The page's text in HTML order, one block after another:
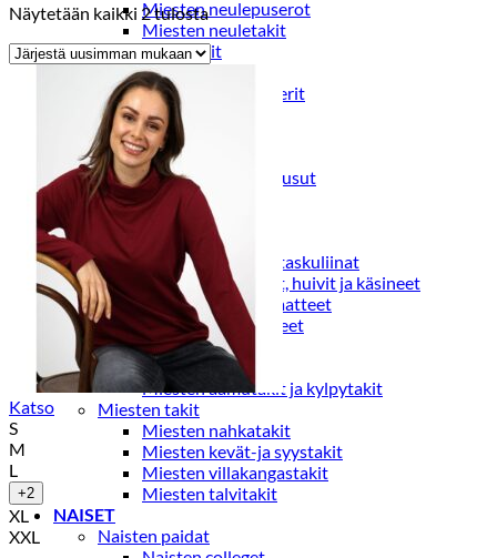
Miesten neulepuserot
Miesten neuletakit
Puvut ja blazerit
Puvut
Puvuntakit ja blazerit
Miesten housut
Miesten housut
Miesten farkut
Miesten collegehousut
Miesten shortsit
Miesten asusteet
Vyöt ja olkaimet
Solmiot, rusetit ja taskuliinat
Miesten päähineet, huivit ja käsineet
Miesten yöasut ja alusvaatteet
Miesten alusvaatteet
Miesten sukat
Miesten yöasut
Miesten aamutakit ja kylpytakit
Miesten takit
Miesten nahkatakit
Miesten kevät-ja syystakit
Miesten villakangastakit
Miesten talvitakit
NAISET
Naisten paidat
Näytetään kaikki 2 tulostaSorted
by
latest
Katso
S
M
L
+2
XL
XXL